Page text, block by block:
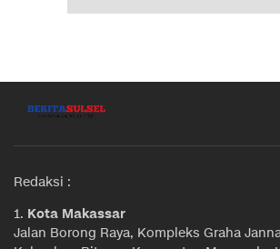
Redaksi :
1. Kota Makassar
Jalan Borong Raya, Kompleks Graha